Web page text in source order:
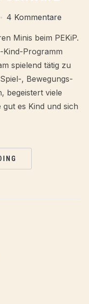
4 Kommentare
Minis beim PEKiP.
Kind-Programm
spielend tätig zu
, Bewegungs-
begeistert viele
es Kind und sich